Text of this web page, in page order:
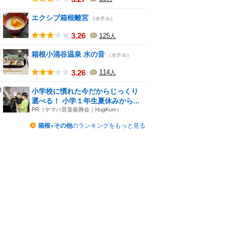
エクシブ箱根離宮 （ホテル）
3.26 125人
箱根小涌谷温泉 水の音 （ホテル）
3.26 114人
小学校に慣れた今だからじっくり
選べる！ 小学１年生夏休みから...
PR（ヤマハ音楽振興会｜HugKum）
箱根×その他のランキングをもっと見る